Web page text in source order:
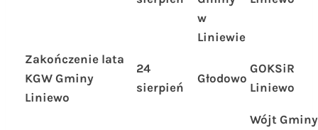
w
Liniewie
Zakończenie lata
KGW Gminy
Liniewo
24
sierpień
Głodowo
GOKSiR
Liniewo
Wójt Gminy